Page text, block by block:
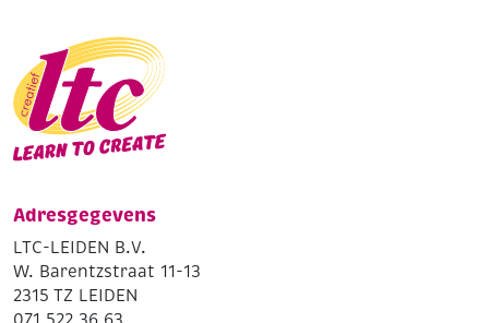
Adresgegevens
LTC-LEIDEN B.V.
W. Barentzstraat 11-13
2315 TZ LEIDEN